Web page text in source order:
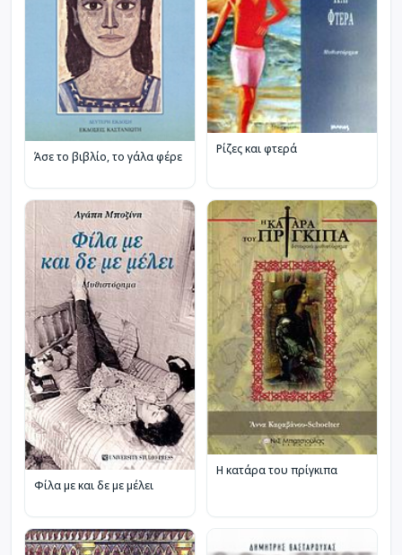
Άσε το βιβλίο, το γάλα φέρε
Ρίζες και φτερά
Φίλα με και δε με μέλει
Η κατάρα του πρίγκιπα